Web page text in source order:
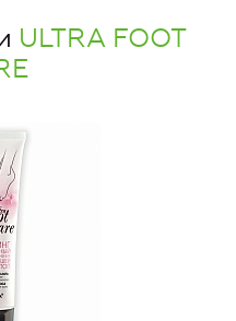
ULTRA FOOT